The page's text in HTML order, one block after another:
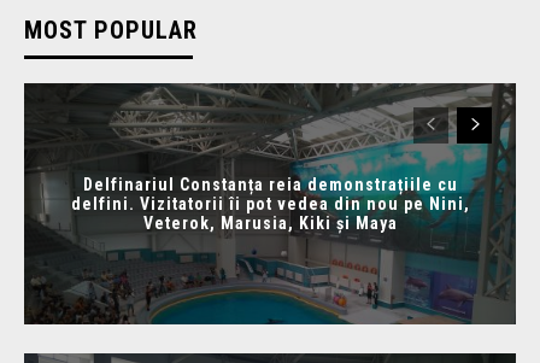
MOST POPULAR
Delfinariul Constanța reia demonstrațiile cu
delfini. Vizitatorii îi pot vedea din nou pe Nini,
Veterok, Marusia, Kiki și Maya